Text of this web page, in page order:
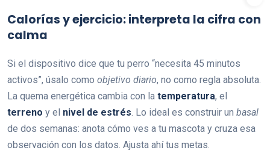
Calorías y ejercicio: interpreta la cifra con
calma
Si el dispositivo dice que tu perro “necesita 45 minutos
activos”, úsalo como objetivo diario, no como regla absoluta.
La quema energética cambia con la temperatura, el
terreno y el nivel de estrés. Lo ideal es construir un basal
de dos semanas: anota cómo ves a tu mascota y cruza esa
observación con los datos. Ajusta ahí tus metas.